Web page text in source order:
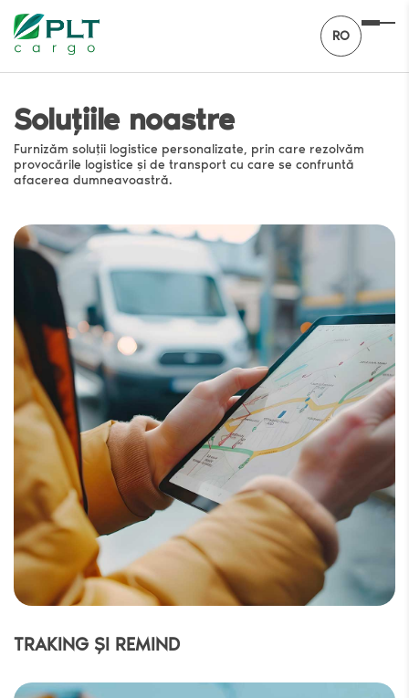
RO
Soluțiile noastre
Furnizăm soluții logistice personalizate, prin care rezolvăm
provocările logistice și de transport cu care se confruntă
afacerea dumneavoastră.
TRAKING ȘI REMIND